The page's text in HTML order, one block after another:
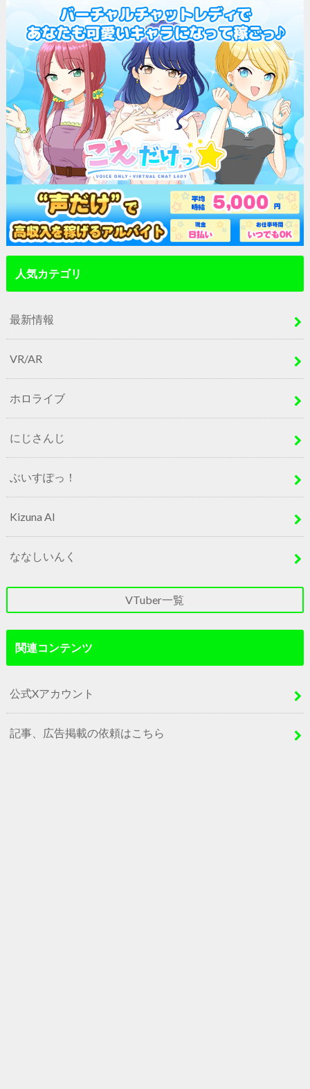
人気カテゴリ
最新情報
VR/AR
ホロライブ
にじさんじ
ぶいすぽっ！
Kizuna AI
ななしいんく
VTuber一覧
関連コンテンツ
公式Xアカウント
記事、広告掲載の依頼はこちら